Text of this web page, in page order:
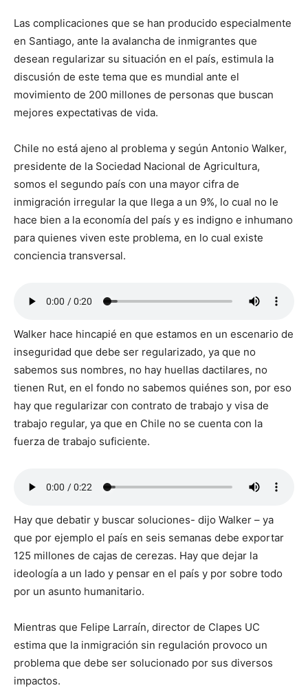
Las complicaciones que se han producido especialmente
en Santiago, ante la avalancha de inmigrantes que
desean regularizar su situación en el país, estimula la
discusión de este tema que es mundial ante el
movimiento de 200 millones de personas que buscan
mejores expectativas de vida.
Chile no está ajeno al problema y según Antonio Walker,
presidente de la Sociedad Nacional de Agricultura,
somos el segundo país con una mayor cifra de
inmigración irregular la que llega a un 9%, lo cual no le
hace bien a la economía del país y es indigno e inhumano
para quienes viven este problema, en lo cual existe
conciencia transversal.
Walker hace hincapié en que estamos en un escenario de
inseguridad que debe ser regularizado, ya que no
sabemos sus nombres, no hay huellas dactilares, no
tienen Rut, en el fondo no sabemos quiénes son, por eso
hay que regularizar con contrato de trabajo y visa de
trabajo regular, ya que en Chile no se cuenta con la
fuerza de trabajo suficiente.
Hay que debatir y buscar soluciones- dijo Walker – ya
que por ejemplo el país en seis semanas debe exportar
125 millones de cajas de cerezas. Hay que dejar la
ideología a un lado y pensar en el país y por sobre todo
por un asunto humanitario.
Mientras que Felipe Larraín, director de Clapes UC
estima que la inmigración sin regulación provoco un
problema que debe ser solucionado por sus diversos
impactos.